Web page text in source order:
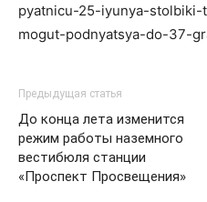
pyatnicu-25-iyunya-
mogut-podnyatsya-do-37-
Предыдущая статья
До конца лета изменится
режим работы наземного
вестибюля станции
«Проспект Просвещения»